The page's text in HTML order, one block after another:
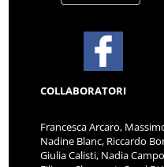
COLLABORATORI
Francesca Arcaro,
Nadine Blanc, Riccardo
Giulia Calisti, Nadia